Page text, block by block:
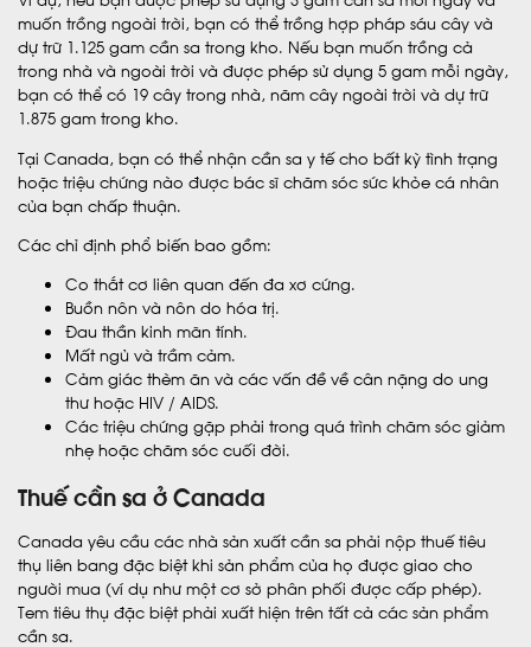
muốn trồng ngoài trời, bạn có thể trồng hợp pháp sáu cây và
dự trữ 1.125 gam cần sa trong kho. Nếu bạn muốn trồng cả
trong nhà và ngoài trời và được phép sử dụng 5 gam mỗi ngày,
bạn có thể có 19 cây trong nhà, năm cây ngoài trời và dự trữ
1.875 gam trong kho.
Tại Canada, bạn có thể nhận cần sa y tế cho bất kỳ tình trạng
hoặc triệu chứng nào được bác sĩ chăm sóc sức khỏe cá nhân
của bạn chấp thuận.
Các chỉ định phổ biến bao gồm:
Co thắt cơ liên quan đến đa xơ cứng.
Buồn nôn và nôn do hóa trị.
Đau thần kinh mãn tính.
Mất ngủ và trầm cảm.
Cảm giác thèm ăn và các vấn đề về cân nặng do ung
thư hoặc HIV / AIDS.
Các triệu chứng gặp phải trong quá trình chăm sóc giảm
nhẹ hoặc chăm sóc cuối đời.
Thuế cần sa ở Canada
Canada yêu cầu các nhà sản xuất cần sa phải nộp thuế tiêu
thụ liên bang đặc biệt khi sản phẩm của họ được giao cho
người mua (ví dụ như một cơ sở phân phối được cấp phép).
Tem tiêu thụ đặc biệt phải xuất hiện trên tất cả các sản phẩm
cần sa.